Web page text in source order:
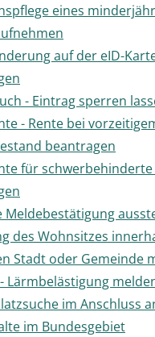
eines
auf der eID-
- Eintrag sperren
- Rente bei
beantragen
für schwerbehinderte
Meldebestätigung
des Wohnsitzes
Stadt oder Gemeinde
Lärmbelästigung
im Anschluss
im Bundesgebiet